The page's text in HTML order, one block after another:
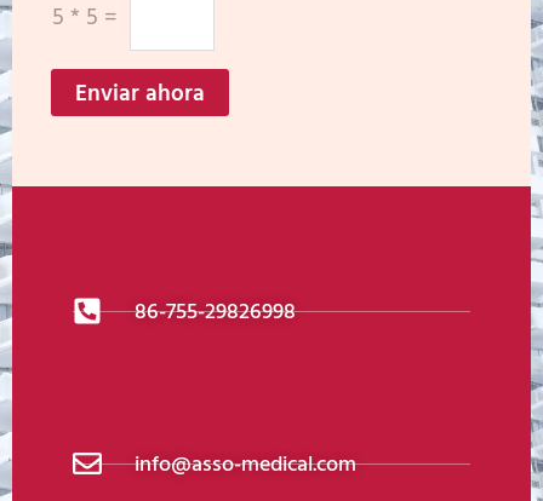
5 * 5 =
Enviar ahora
86-755-29826998
info@asso-medical.com